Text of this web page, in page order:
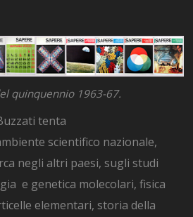
quinquennio 1963-67.
tenta
scientifico nazionale,
negli altri paesi, sugli studi
e genetica molecolari, fisica
elementari, storia della